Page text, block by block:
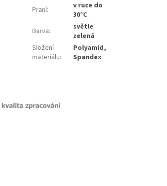
Praní:
v ruce do
30°C
Barva:
světle
zelená
Složení
materiálu:
Polyamid,
Spandex